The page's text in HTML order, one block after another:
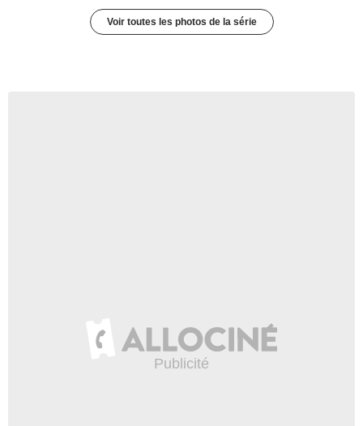
Voir toutes les photos de la série